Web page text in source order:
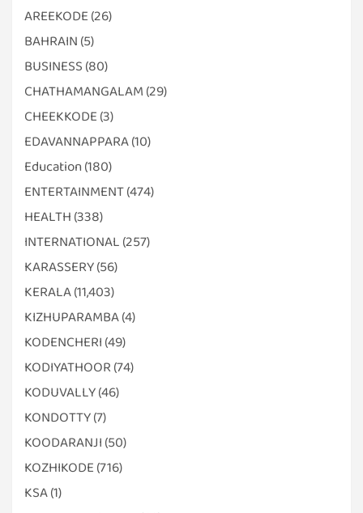
AREEKODE (26)
BAHRAIN (5)
BUSINESS (80)
CHATHAMANGALAM (29)
CHEEKKODE (3)
EDAVANNAPPARA(10)
Education (180)
ENTERTAINMENT(474)
HEALTH (338)
INTERNATIONAL (257)
KARASSERY(56)
KERALA(11,403)
KIZHUPARAMBA(4)
KODENCHERI (49)
KODIYATHOOR (74)
KODUVALLY(46)
KONDOTTY(7)
KOODARANJI (50)
KOZHIKODE (716)
KSA(1)